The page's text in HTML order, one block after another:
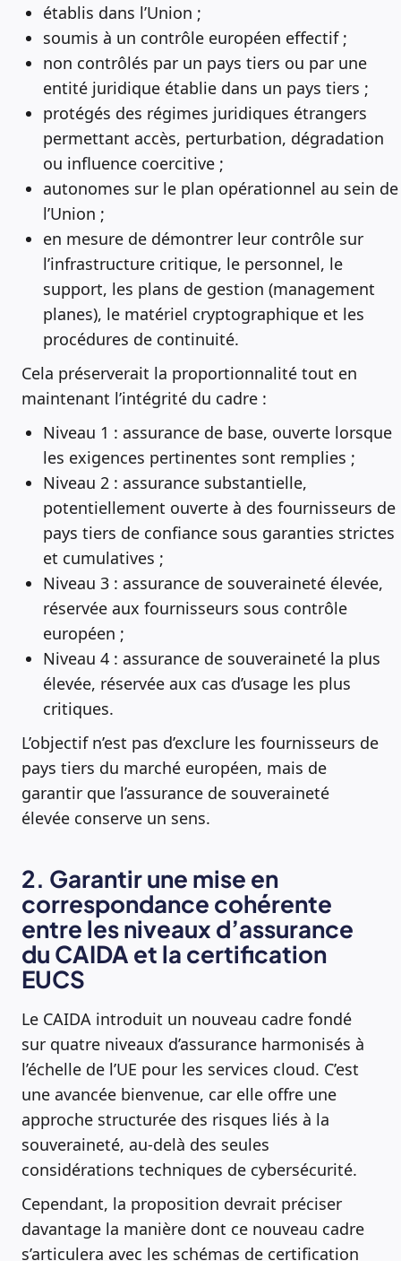
établis dans l’Union ;
soumis à un contrôle européen effectif ;
non contrôlés par un pays tiers ou par une
entité juridique établie dans un pays tiers ;
protégés des régimes juridiques étrangers
permettant accès, perturbation, dégradation
ou influence coercitive ;
autonomes sur le plan opérationnel au sein de
l’Union ;
en mesure de démontrer leur contrôle sur
l’infrastructure critique, le personnel, le
support, les plans de gestion (management
planes), le matériel cryptographique et les
procédures de continuité.
Cela préserverait la proportionnalité tout en
maintenant l’intégrité du cadre :
Niveau 1 : assurance de base, ouverte lorsque
les exigences pertinentes sont remplies ;
Niveau 2 : assurance substantielle,
potentiellement ouverte à des fournisseurs de
pays tiers de confiance sous garanties strictes
et cumulatives ;
Niveau 3 : assurance de souveraineté élevée,
réservée aux fournisseurs sous contrôle
européen ;
Niveau 4 : assurance de souveraineté la plus
élevée, réservée aux cas d’usage les plus
critiques.
L’objectif n’est pas d’exclure les fournisseurs de
pays tiers du marché européen, mais de
garantir que l’assurance de souveraineté
élevée conserve un sens.
2. Garantir une mise en
correspondance cohérente
entre les niveaux d’assurance
du CAIDA et la certification
EUCS
Le CAIDA introduit un nouveau cadre fondé
sur quatre niveaux d’assurance harmonisés à
l’échelle de l’UE pour les services cloud. C’est
une avancée bienvenue, car elle offre une
approche structurée des risques liés à la
souveraineté, au-delà des seules
considérations techniques de cybersécurité.
Cependant, la proposition devrait préciser
davantage la manière dont ce nouveau cadre
s’articulera avec les schémas de certification